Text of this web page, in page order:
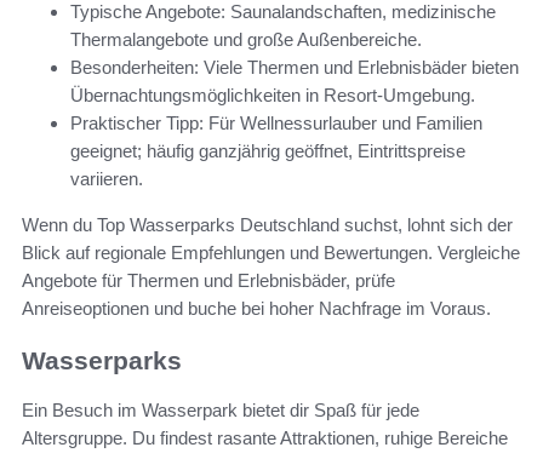
Typische Angebote: Saunalandschaften, medizinische
Thermalangebote und große Außenbereiche.
Besonderheiten: Viele Thermen und Erlebnisbäder bieten
Übernachtungsmöglichkeiten in Resort-Umgebung.
Praktischer Tipp: Für Wellnessurlauber und Familien
geeignet; häufig ganzjährig geöffnet, Eintrittspreise
variieren.
Wenn du Top Wasserparks Deutschland suchst, lohnt sich der
Blick auf regionale Empfehlungen und Bewertungen. Vergleiche
Angebote für Thermen und Erlebnisbäder, prüfe
Anreiseoptionen und buche bei hoher Nachfrage im Voraus.
Wasserparks
Ein Besuch im Wasserpark bietet dir Spaß für jede
Altersgruppe. Du findest rasante Attraktionen, ruhige Bereiche